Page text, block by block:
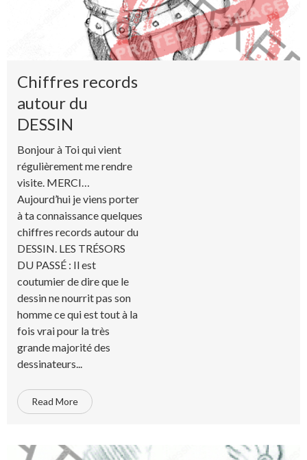
Chiffres records
autour du
DESSIN
Bonjour à Toi qui vient
régulièrement me rendre
visite. MERCI…
Aujourd’hui je viens porter
à ta connaissance quelques
chiffres records autour du
DESSIN. LES TRÉSORS
DU PASSÉ : Il est
coutumier de dire que le
dessin ne nourrit pas son
homme ce qui est tout à la
fois vrai pour la très
grande majorité des
dessinateurs...
Read More